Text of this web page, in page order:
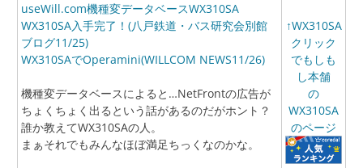
useWill.com機種変データベースWX310SA
WX310SA入手完了！(八戸鉄道・バス研究会別館
ブログ11/25)
WX310SAでOperamini(WILLCOM NEWS11/26)
機種変データベースによると…NetFrontの広告が
ちょくちょく出るという話があるのだがホント？
誰か教えてWX310SAの人。
まぁそれでもみんなほぼ満足ちっくなのかな。
↑WX310SA
クリック
でもしも
し本舗
の
WX310SA
のページ